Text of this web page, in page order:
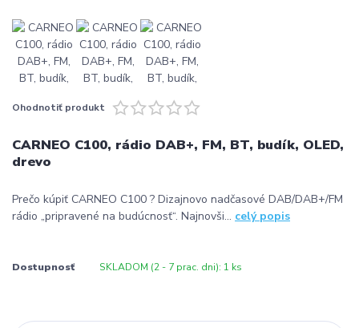
Ohodnotiť produkt
CARNEO C100, rádio DAB+, FM, BT, budík, OLED,
drevo
Prečo kúpiť CARNEO C100 ? Dizajnovo nadčasové DAB/DAB+/FM
rádio „pripravené na budúcnosť“. Najnovši... celý popis
Dostupnosť SKLADOM (2 - 7 prac. dni): 1 ks